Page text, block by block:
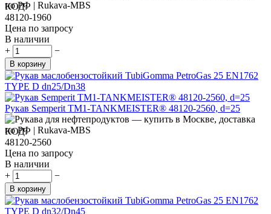
КОД:
48120-1960
Цена по запросу
В наличии
+
−
В корзину
Рукав Semperit TM1-TANKMEISTER® 48120-2560, d=25
КОД:
48120-2560
Цена по запросу
В наличии
+
−
В корзину